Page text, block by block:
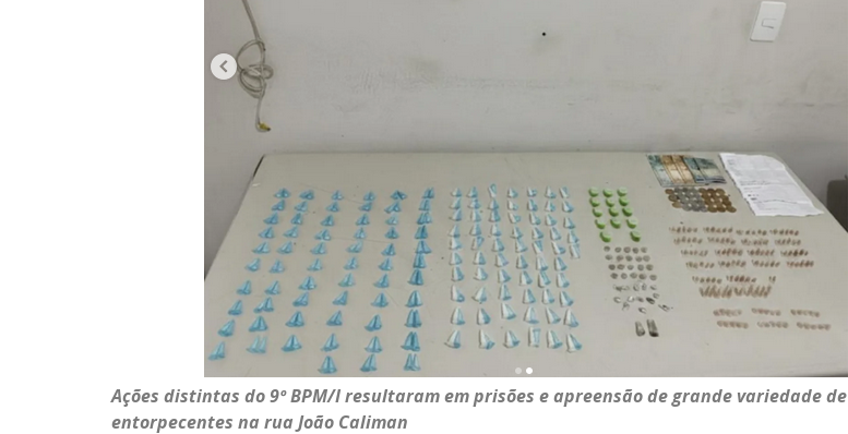
Ações distintas do 9º BPM/I resultaram em prisões e apreensão de grande variedade de
entorpecentes na rua João Caliman